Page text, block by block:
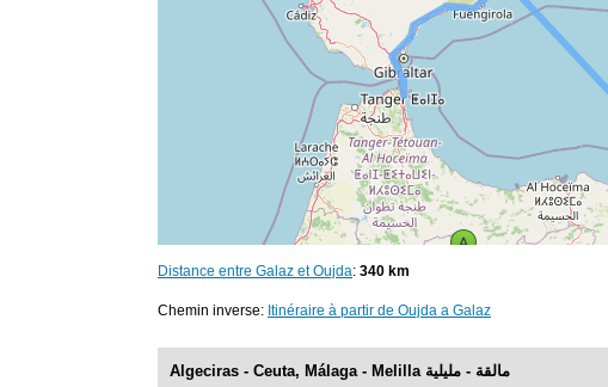
Distance entre Galaz et Oujda: 340 km
Chemin inverse: Itinéraire à partir de Oujda a Galaz
Algeciras - Ceuta, Málaga - Melilla مالقة - مليلية